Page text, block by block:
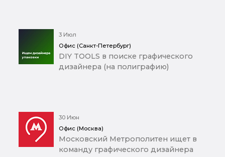
3 Июл
Офис (Санкт-Петербург)
DIY TOOLS в поиске графического
дизайнера (на полиграфию)
30 Июн
Офис (Москва)
Московский Метрополитен ищет в
команду графического дизайнера